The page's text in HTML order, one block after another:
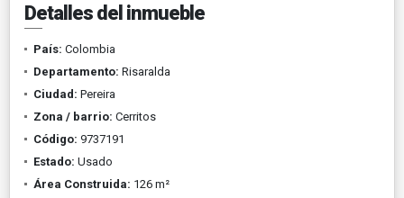
Detalles del inmueble
País: Colombia
Departamento: Risaralda
Ciudad: Pereira
Zona / barrio: Cerritos
Código: 9737191
Estado: Usado
Área Construida: 126 m²